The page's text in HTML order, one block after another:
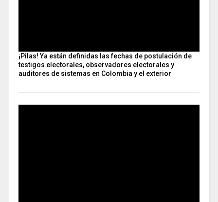
¡Pilas! Ya están definidas las fechas de postulación de
testigos electorales, observadores electorales y
auditores de sistemas en Colombia y el exterior